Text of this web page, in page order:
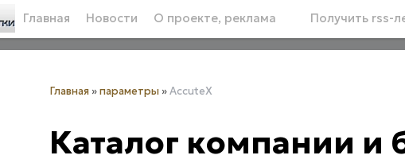
Главная Новости О проекте, реклама Получить rss-
Главная »параметры »AccuteX
Каталог компании и